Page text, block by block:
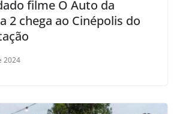
filme O Auto da
2 chega ao Cinépolis do
2024